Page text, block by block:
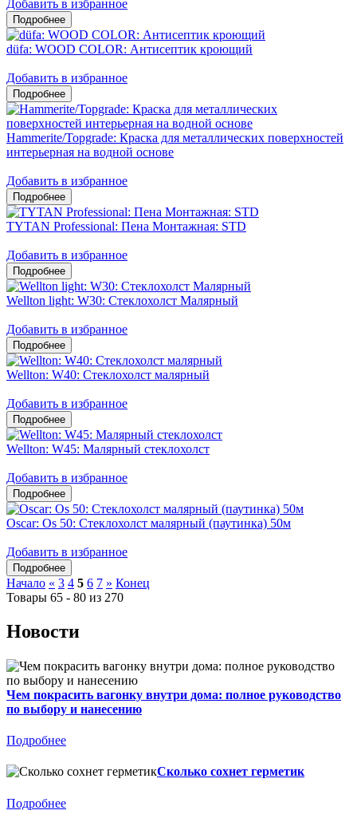
Добавить в избранное
düfa: WOOD COLOR: Антисептик кроющий
Добавить в избранное
Hammerite/Topgrade: Краска для металлических поверхностей
интерьерная на водной основе
Добавить в избранное
TYTAN Professional: Пена Монтажная: STD
Добавить в избранное
Wellton light: W30: Стеклохолст Малярный
Добавить в избранное
Wellton: W40: Стеклохолст малярный
Добавить в избранное
Wellton: W45: Малярный стеклохолст
Добавить в избранное
Oscar: Os 50: Стеклохолст малярный (паутинка) 50м
Добавить в избранное
Начало « 3 4 5 6 7 » Конец
Товары 65 - 80 из 270
Новости
Чем покрасить вагонку внутри дома: полное руководство
по выбору и нанесению
Подробнее
Сколько сохнет герметик
Подробнее